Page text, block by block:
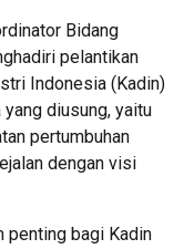
Bidang
pelantikan
Indonesia (Kadin)
diusung, yaitu
pertumbuhan
dengan visi
penting bagi Kadin